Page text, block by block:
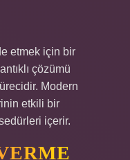
etmek için bir
çözümü
Modern
etkili bir
içerir.